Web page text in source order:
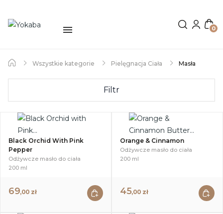
0
Wszystkie kategorie Pielęgnacja Ciała Masła
Filtr
Black Orchid With Pink
Pepper
Odżywcze masło do ciała
200 ml
69,00 zł
Orange & Cinnamon
Odżywcze masło do ciała
200 ml
45,00 zł